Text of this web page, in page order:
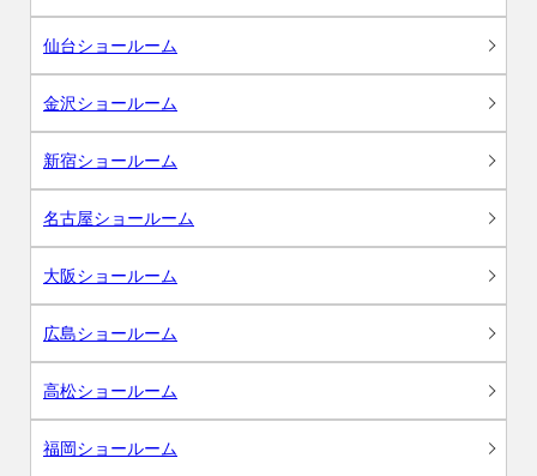
仙台ショールーム
金沢ショールーム
新宿ショールーム
名古屋ショールーム
大阪ショールーム
広島ショールーム
高松ショールーム
福岡ショールーム